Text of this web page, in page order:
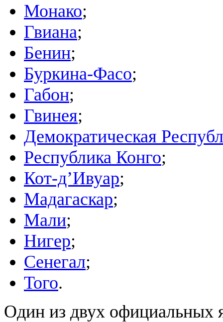
Монако;
Гвиана;
Бенин;
Буркина-Фасо;
Габон;
Гвинея;
Демократическая
Республика Конго;
Кот-д’Ивуар;
Мадагаскар;
Мали;
Нигер;
Сенегал;
Того.
Один из двух официальных